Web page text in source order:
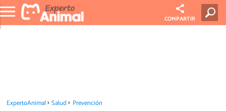
COMPARTIR
ExpertoAnimal Salud Prevención